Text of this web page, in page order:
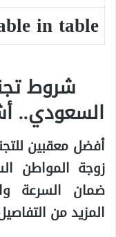
in table
شروط
السعودي..
أفضل معقبين
زوجة المواطن
ضمان السرعة
المزيد من